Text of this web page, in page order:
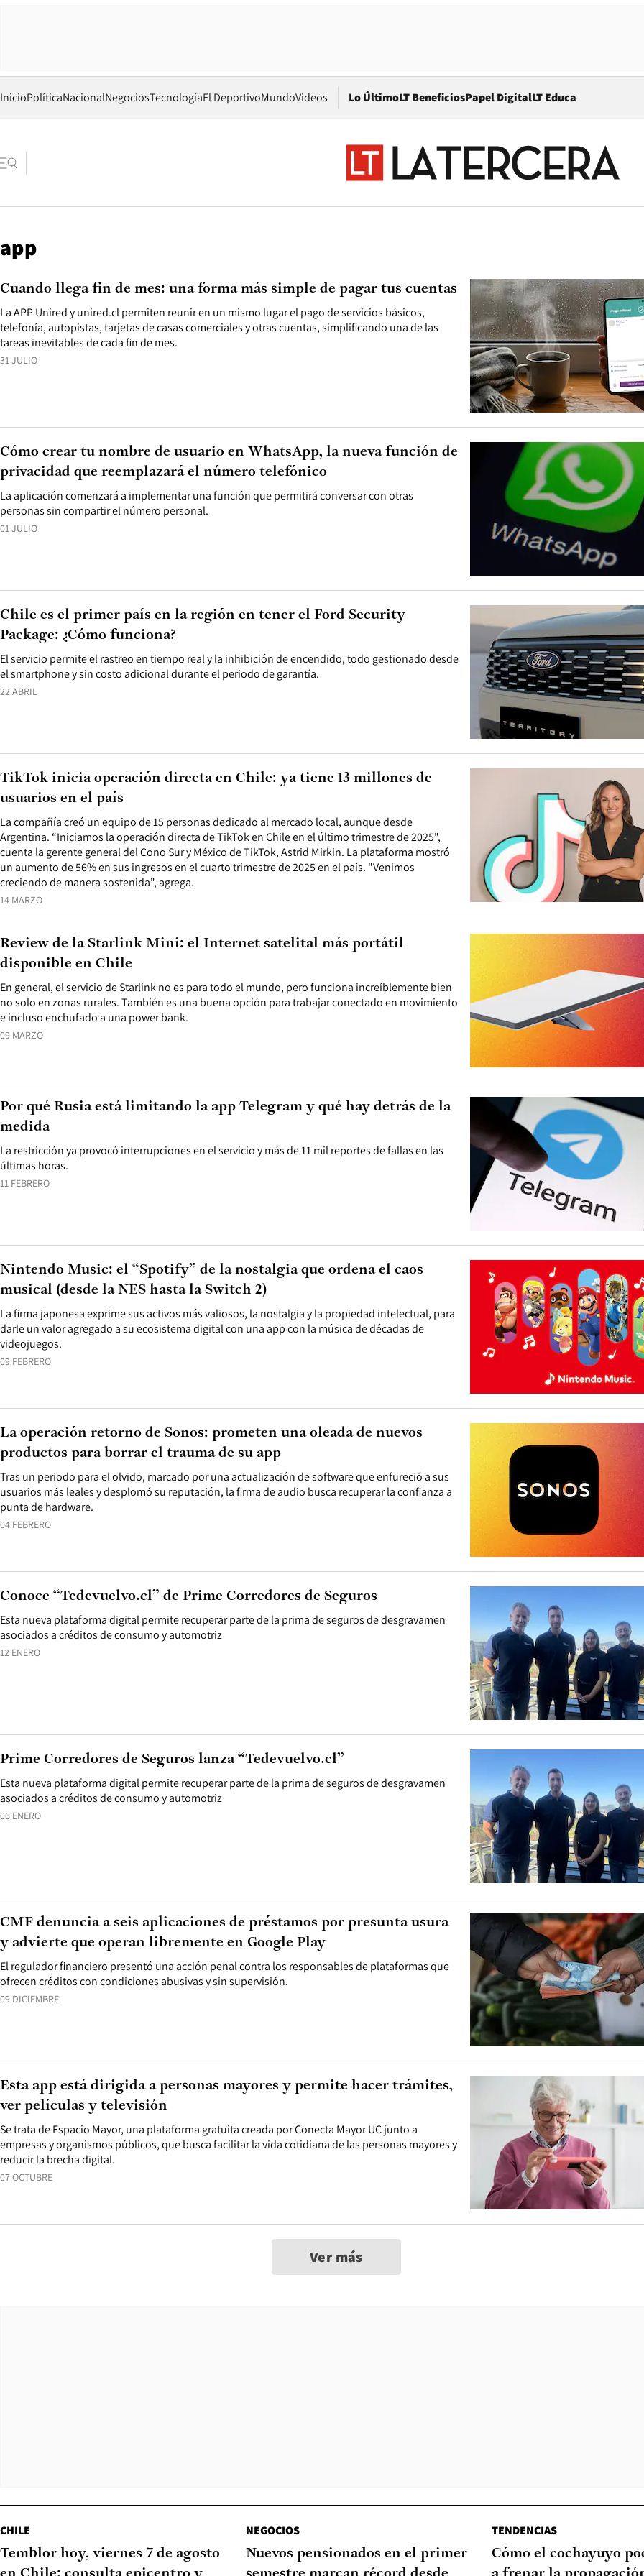
InicioPolíticaNacionalNegociosTecnologíaEl DeportivoMundoVideos Lo ÚltimoLT BeneficiosPapel DigitalOpens in new window
LT Educa
app
31 JULIO
La APP Unired y unired.cl permiten reunir en un mismo lugar el pago de servicios básicos,
telefonía, autopistas, tarjetas de casas comerciales y otras cuentas, simplificando una de las
tareas inevitables de cada fin de mes.
Cuando llega fin de mes: una forma más simple de pagar tus cuentas
01 JULIO
La aplicación comenzará a implementar una función que permitirá conversar con otras
personas sin compartir el número personal.
Cómo crear tu nombre de usuario en WhatsApp, la nueva función de
privacidad que reemplazará el número telefónico
22 ABRIL
El servicio permite el rastreo en tiempo real y la inhibición de encendido, todo gestionado desde
el smartphone y sin costo adicional durante el periodo de garantía.
Chile es el primer país en la región en tener el Ford Security
Package: ¿Cómo funciona?
14 MARZO
La compañía creó un equipo de 15 personas dedicado al mercado local, aunque desde
Argentina. “Iniciamos la operación directa de TikTok en Chile en el último trimestre de 2025",
cuenta la gerente general del Cono Sur y México de TikTok, Astrid Mirkin. La plataforma mostró
un aumento de 56% en sus ingresos en el cuarto trimestre de 2025 en el país. "Venimos
creciendo de manera sostenida", agrega.
TikTok inicia operación directa en Chile: ya tiene 13 millones de
usuarios en el país
09 MARZO
En general, el servicio de Starlink no es para todo el mundo, pero funciona increíblemente bien
no solo en zonas rurales. También es una buena opción para trabajar conectado en movimiento
e incluso enchufado a una power bank.
Review de la Starlink Mini: el Internet satelital más portátil
disponible en Chile
11 FEBRERO
La restricción ya provocó interrupciones en el servicio y más de 11 mil reportes de fallas en las
últimas horas.
Por qué Rusia está limitando la app Telegram y qué hay detrás de la
medida
09 FEBRERO
La firma japonesa exprime sus activos más valiosos, la nostalgia y la propiedad intelectual, para
darle un valor agregado a su ecosistema digital con una app con la música de décadas de
videojuegos.
Nintendo Music: el “Spotify” de la nostalgia que ordena el caos
musical (desde la NES hasta la Switch 2)
04 FEBRERO
Tras un periodo para el olvido, marcado por una actualización de software que enfureció a sus
usuarios más leales y desplomó su reputación, la firma de audio busca recuperar la confianza a
punta de hardware.
La operación retorno de Sonos: prometen una oleada de nuevos
productos para borrar el trauma de su app
12 ENERO
Esta nueva plataforma digital permite recuperar parte de la prima de seguros de desgravamen
asociados a créditos de consumo y automotriz
Conoce “Tedevuelvo.cl” de Prime Corredores de Seguros
06 ENERO
Esta nueva plataforma digital permite recuperar parte de la prima de seguros de desgravamen
asociados a créditos de consumo y automotriz
Prime Corredores de Seguros lanza “Tedevuelvo.cl”
09 DICIEMBRE
El regulador financiero presentó una acción penal contra los responsables de plataformas que
ofrecen créditos con condiciones abusivas y sin supervisión.
CMF denuncia a seis aplicaciones de préstamos por presunta usura
y advierte que operan libremente en Google Play
07 OCTUBRE
Se trata de Espacio Mayor, una plataforma gratuita creada por Conecta Mayor UC junto a
empresas y organismos públicos, que busca facilitar la vida cotidiana de las personas mayores y
reducir la brecha digital.
Esta app está dirigida a personas mayores y permite hacer trámites,
ver películas y televisión
Ver más
CHILE
Temblor hoy, viernes 7 de agosto
NEGOCIOS
Nuevos pensionados en el primer
TENDENCIAS
Cómo el cochayuyo